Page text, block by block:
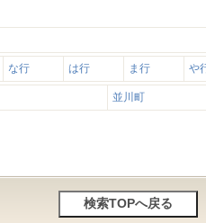
な行 は行 ま行 や
並川町